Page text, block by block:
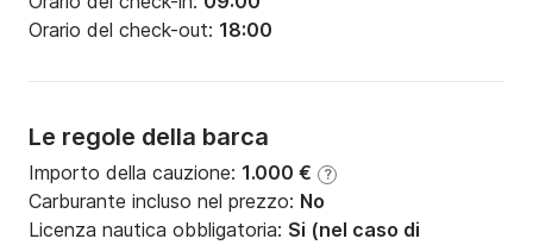
Orario del check-out: 18:00
Le regole della barca
Importo della cauzione: 1.000 € ?
Carburante incluso nel prezzo: No
Licenza nautica obbligatoria: Si (nel caso di